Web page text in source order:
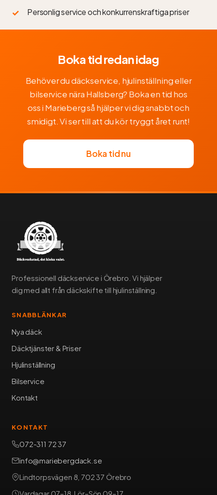
Personlig service och konkurrenskraftiga priser
Boka tid redan idag
Behöver du däckservice, hjulinställning eller
bilservice nära Hallsberg? Boka en tid hos
oss i Marieberg så hjälper vi dig snabbt och
smidigt. Vi ser till att du kör tryggt året runt!
Boka tid nu
Professionell däckservice i Örebro. Vi hjälper
dig med allt från däckskifte till hjulinställning.
SNABBLÄNKAR
Nya däck
Däcktjänster & Priser
Hjulinställning
Bilservice
Kontakt
KONTAKT
072-311 72 37
info@mariebergdack.se
Lindtorpsvägen 8, 702 37 Örebro